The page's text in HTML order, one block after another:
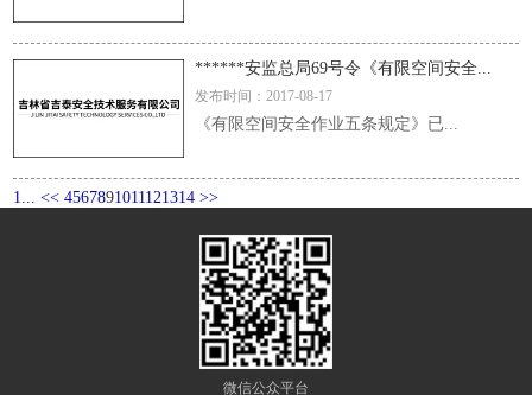
******安监总局69号令《有限空间安全...
发布时间：2017-08-17
《有限空间安全作业五条规定》已...
1... << 4567891011121314 >>
微信公众平台